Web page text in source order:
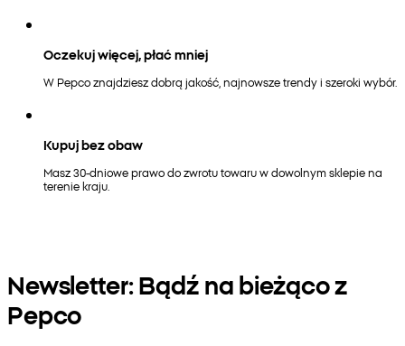
Oczekuj więcej, płać mniej
W Pepco znajdziesz dobrą jakość, najnowsze trendy i szeroki wybór.
Kupuj bez obaw
Masz 30-dniowe prawo do zwrotu towaru w dowolnym sklepie na
terenie kraju.
Newsletter: Bądź na bieżąco z
Pepco